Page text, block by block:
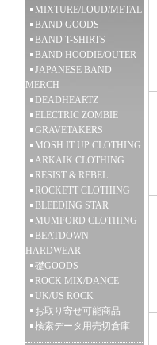
MIXTURE/LOUD/METAL
BAND GOODS
BAND T-SHIRTS
BAND HOODIE/OUTER
JAPANESE BAND
MERCH
DEADHEARTZ
ELECTRIC ZOMBIE
GRAVETAKERS
MOSH IT UP CLOTHING
ARKAIK CLOTHING
RESIST & REBEL
ROCKETT CLOTHING
BLEEDING STAR
MUMFORD CLOTHING
BEATDOWN
HARDWEAR
礎GOODS
ROCK MIX/DANCE
UK/US ROCK
お取り寄せ可能商品
検索データ用売切倉庫